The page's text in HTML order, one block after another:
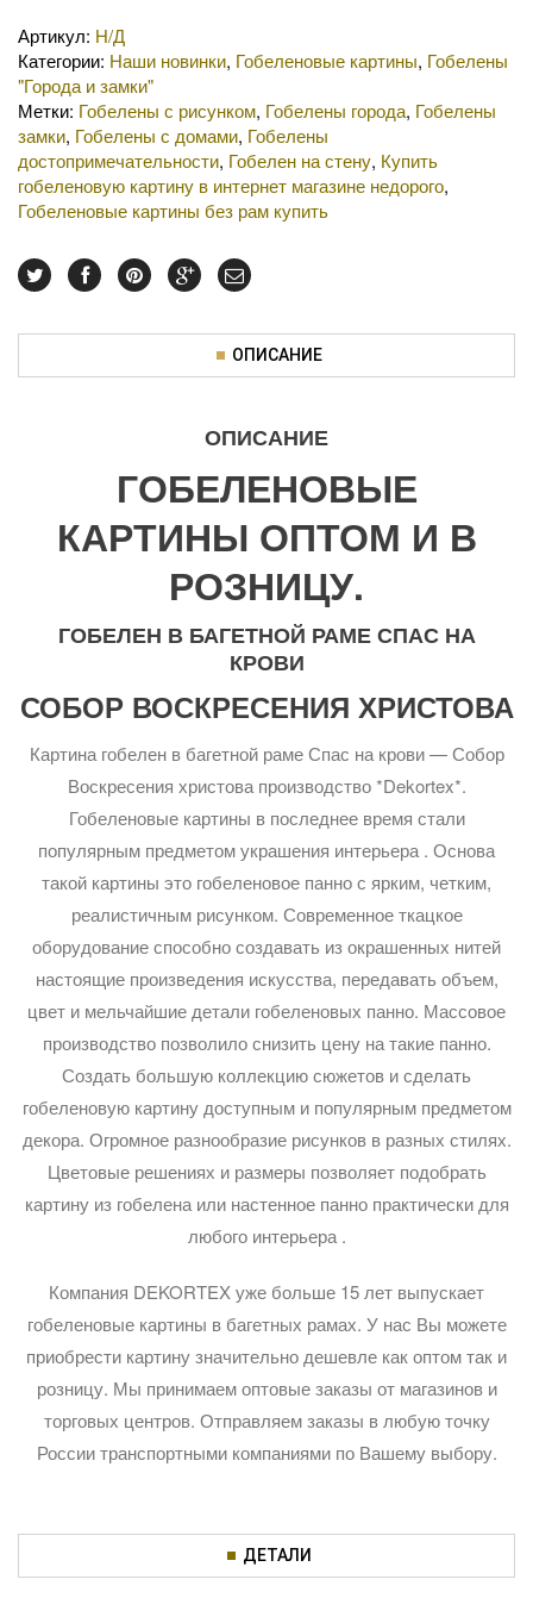
Артикул: Н/Д
Категории: Наши новинки, Гобеленовые картины, Гобелены
"Города и замки"
Метки: Гобелены с рисунком, Гобелены города, Гобелены
замки, Гобелены с домами, Гобелены
достопримечательности, Гобелен на стену, Купить
гобеленовую картину в интернет магазине недорого,
Гобеленовые картины без рам купить
ОПИСАНИЕ
ОПИСАНИЕ
ГОБЕЛЕНОВЫЕ
КАРТИНЫ ОПТОМ И В
РОЗНИЦУ.
ГОБЕЛЕН В БАГЕТНОЙ РАМЕ СПАС НА
КРОВИ
СОБОР ВОСКРЕСЕНИЯ ХРИСТОВА
Картина гобелен в багетной раме Спас на крови — Собор
Воскресения христова производство *Dekortex*.
Гобеленовые картины в последнее время стали
популярным предметом украшения интерьера . Основа
такой картины это гобеленовое панно с ярким, четким,
реалистичным рисунком. Современное ткацкое
оборудование способно создавать из окрашенных нитей
настоящие произведения искусства, передавать объем,
цвет и мельчайшие детали гобеленовых панно. Массовое
производство позволило снизить цену на такие панно.
Создать большую коллекцию сюжетов и сделать
гобеленовую картину доступным и популярным предметом
декора. Огромное разнообразие рисунков в разных стилях.
Цветовые решениях и размеры позволяет подобрать
картину из гобелена или настенное панно практически для
любого интерьера .
Компания DEKORTEX уже больше 15 лет выпускает
гобеленовые картины в багетных рамах. У нас Вы можете
приобрести картину значительно дешевле как оптом так и
розницу. Мы принимаем оптовые заказы от магазинов и
торговых центров. Отправляем заказы в любую точку
России транспортными компаниями по Вашему выбору.
ДЕТАЛИ